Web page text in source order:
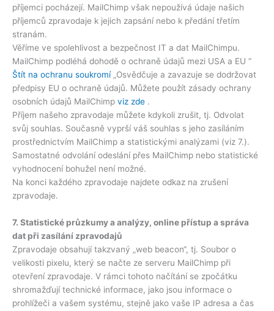
příjemci pocházejí. MailChimp však nepoužívá údaje našich
příjemců zpravodaje k jejich zapsání nebo k předání třetím
stranám.
Věříme ve spolehlivost a bezpečnost IT a dat MailChimpu.
MailChimp podléhá dohodě o ochraně údajů mezi USA a EU “
Štít na ochranu soukromí„Osvědčuje a zavazuje se dodržovat
předpisy EU o ochraně údajů. Můžete použít zásady ochrany
osobních údajů MailChimp viz zde .
Příjem našeho zpravodaje můžete kdykoli zrušit, tj. Odvolat
svůj souhlas. Současně vyprší váš souhlas s jeho zasíláním
prostřednictvím MailChimp a statistickými analýzami (viz 7.).
Samostatné odvolání odeslání přes MailChimp nebo statistické
vyhodnocení bohužel není možné.
Na konci každého zpravodaje najdete odkaz na zrušení
zpravodaje.
7. Statistické průzkumy a analýzy, online přístup a správa
dat při zasílání zpravodajů
Zpravodaje obsahují takzvaný „web beacon“, tj. Soubor o
velikosti pixelu, který se načte ze serveru MailChimp při
otevření zpravodaje. V rámci tohoto načítání se zpočátku
shromažďují technické informace, jako jsou informace o
prohlížeči a vašem systému, stejně jako vaše IP adresa a čas